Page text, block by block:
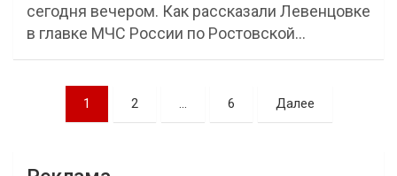
сегодня вечером. Как рассказали Левенцовке
в главке МЧС России по Ростовской…
Навигация
1 2 … 6 Далее